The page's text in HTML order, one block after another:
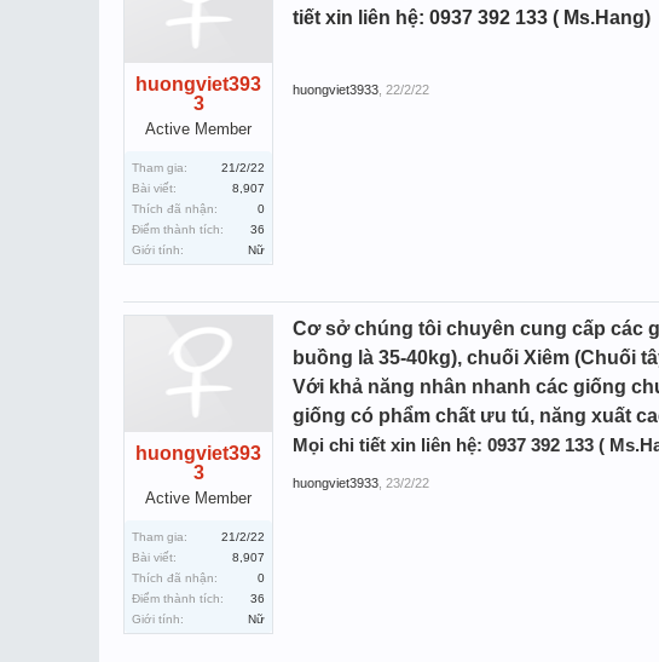
huongviet393
3
Active Member
Tham gia:
21/2/22
Bài viết:
8,907
Thích đã nhận:
0
Điểm thành tích:
36
Giới tính:
Nữ
tiết xin liên hệ: 0937 392 133 ( Ms.Hang)
huongviet3933 22/2/22
huongviet393
3
Active Member
Tham gia:
21/2/22
Bài viết:
8,907
Thích đã nhận:
0
Điểm thành tích:
36
Giới tính:
Nữ
Cơ sở chúng tôi chuyên cung cấp các
buồng là 35-40kg), chuối Xiêm (Chuối
Với khả năng nhân nhanh các giống
giống có phẩm chất ưu tú, năng xuất
Mọi chi tiết xin liên hệ: 0937 392 133 (
huongviet3933 23/2/22